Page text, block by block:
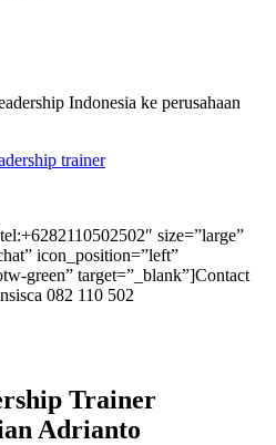
Indonesia ke perusahaan
size=”large”
icon_position=”left”
green” target=”_blank”]Contact
082 110 502
Trainer
Adrianto